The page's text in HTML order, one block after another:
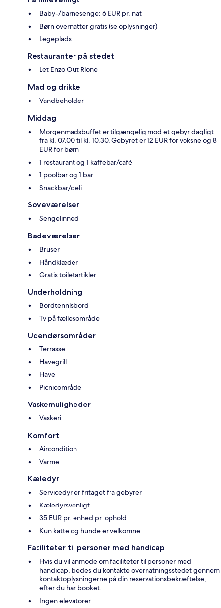
Baby-/barnesenge: 6 EUR pr. nat
Børn overnatter gratis (se oplysninger)
Legeplads
Restauranter på stedet
Let Enzo Out Rione
Mad og drikke
Vandbeholder
Middag
Morgenmadsbuffet er tilgængelig mod et gebyr dagligt
fra kl. 07.00 til kl. 10.30. Gebyret er 12 EUR for voksne og 8
EUR for børn
1 restaurant og 1 kaffebar/café
1 poolbar og 1 bar
Snackbar/deli
Soveværelser
Sengelinned
Badeværelser
Bruser
Håndklæder
Gratis toiletartikler
Underholdning
Bordtennisbord
Tv på fællesområde
Udendørsområder
Terrasse
Havegrill
Have
Picnicområde
Vaskemuligheder
Vaskeri
Komfort
Aircondition
Varme
Kæledyr
Servicedyr er fritaget fra gebyrer
Kæledyrsvenligt
35 EUR pr. enhed pr. ophold
Kun katte og hunde er velkomne
Faciliteter til personer med handicap
Hvis du vil anmode om faciliteter til personer med
handicap, bedes du kontakte overnatningsstedet gennem
kontaktoplysningerne på din reservationsbekræftelse,
efter du har booket.
Ingen elevatorer